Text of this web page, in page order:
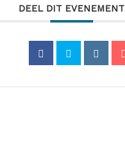
DEEL DIT EVENEMENT